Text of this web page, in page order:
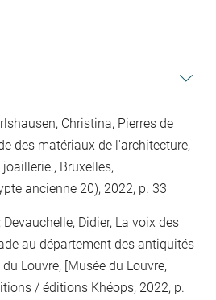
Christina, Pierres de
des matériaux de l'architecture,
Bruxelles,
ancienne 20), 2022, p. 33
Didier, La voix des
au département des antiquités
Louvre, [Musée du Louvre,
/ éditions Khéops, 2022, p.